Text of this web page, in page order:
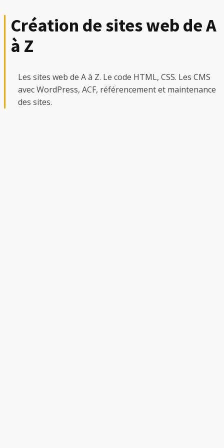
Création de sites web de A
à Z
Les sites web de A à Z. Le code HTML, CSS. Les CMS
avec WordPress, ACF, référencement et maintenance
des sites.